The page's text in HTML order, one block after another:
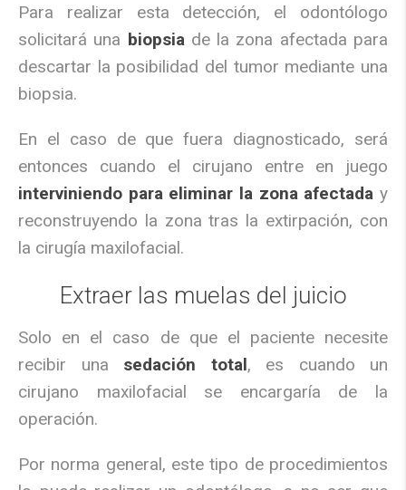
Para realizar esta detección, el odontólogo
solicitará una biopsiade la zona afectada para
descartar la posibilidad del tumor mediante una
biopsia.
En el caso de que fuera diagnosticado, será
entonces cuando el cirujano entre en juego
interviniendo para eliminar la zona afectada y
reconstruyendo la zona tras la extirpación, con
la cirugía maxilofacial.
Extraer las muelas del juicio
Solo en el caso de que el paciente necesite
recibir una sedación total, es cuando un
cirujano maxilofacial se encargaría de la
operación.
Por norma general, este tipo de procedimientos